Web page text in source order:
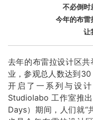
不必倒时
今年的布雷
让
去年的布雷拉设计区
业，参观总人数达到
开启了一系列与设
Studiolabo 工作室推
Days）期间，人们就“